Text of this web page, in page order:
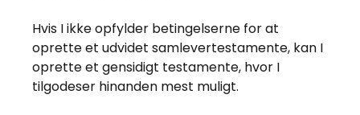
Hvis I ikke opfylder betingelserne for at
oprette et udvidet samlevertestamente, kan I
oprette et gensidigt testamente, hvor I
tilgodeser hinanden mest muligt.